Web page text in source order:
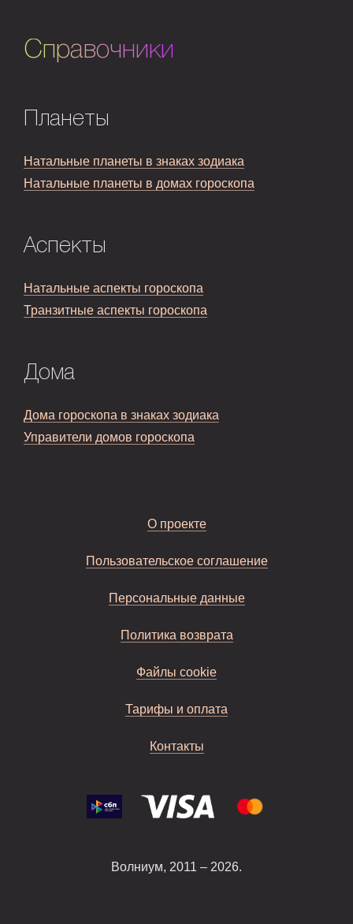
Справочники
Планеты
Натальные планеты в знаках зодиака
Натальные планеты в домах гороскопа
Аспекты
Натальные аспекты гороскопа
Транзитные аспекты гороскопа
Дома
Дома гороскопа в знаках зодиака
Управители домов гороскопа
О проекте
Пользовательское соглашение
Персональные данные
Политика возврата
Файлы cookie
Тарифы и оплата
Контакты
Волниум, 2011 – 2026.